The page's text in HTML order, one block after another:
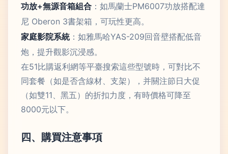
功放+無源音箱組合 ：如馬蘭士PM6007功放搭配達
尼 Oberon 3書架箱，可玩性更高。
家庭影院系統：如雅馬哈YAS-209回音壁搭配低音
炮，提升觀影沉浸感。
在51比購返利網等平臺搜索這些型號時，可對比不
同套餐（如是否含線材、支架），并關注節日大促
（如雙11、黑五）的折扣力度，有時價格可降至
8000元以下。
四、購買注意事項